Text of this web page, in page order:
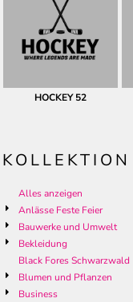
HOCKEY 52
KOLLEKTION
Alles anzeigen
Anlässe Feste Feier
Bauwerke und Umwelt
Bekleidung
Black Fores Schwarzwald
Blumen und Pflanzen
Business